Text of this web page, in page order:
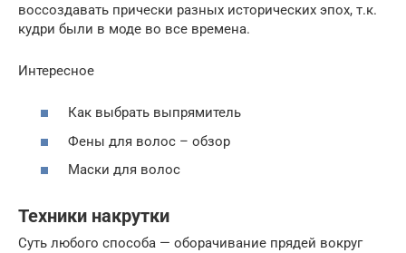
воссоздавать прически разных исторических эпох, т.к.
кудри были в моде во все времена.
Интересное
Как выбрать выпрямитель
Фены для волос – обзор
Маски для волос
Техники накрутки
Суть любого способа — оборачивание прядей вокруг